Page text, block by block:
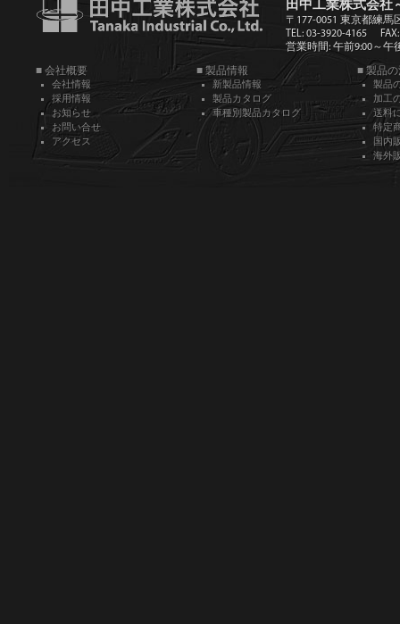
田中工業株式会社
〒177-0051 東京都練馬
TEL: 03-3920-4165
営業時間: 午前9:00～午
■ 会社概要
会社情報
採用情報
お知らせ
お問い合せ
アクセス
■ 製品情報
新製品情報
製品カタログ
車種別製品カタログ
■ 製品
製品
加工
送料
特定
国内
海外